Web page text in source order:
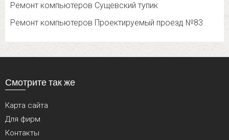
Ремонт компьютеров Сущевский тупик
Ремонт компьютеров Проектируемый проезд №83
Смотрите так же
Карта сайта
Для фирм
Контакты